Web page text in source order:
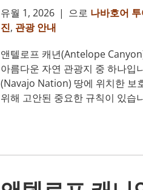
유월 1, 2026 | 으로 나바호어
진, 관광 안내
앤텔로프 캐년(Antelope
아름다운 자연 관광지 중 하나입
(Navajo Nation) 땅에 위치한 보
위해 고안된 중요한 규칙이 있습